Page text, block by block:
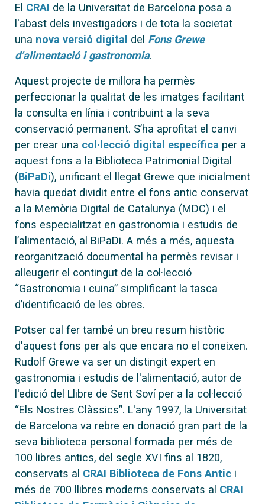
El CRAI de la Universitat de Barcelona posa a
l'abast dels investigadors i de tota la societat
una nova versió digital del Fons Grewe
d’alimentació i gastronomia.
Aquest projecte de millora ha permès
perfeccionar la qualitat de les imatges facilitant
la consulta en línia i contribuint a la seva
conservació permanent. S’ha aprofitat el canvi
per crear una col·lecció digital específica per a
aquest fons a la Biblioteca Patrimonial Digital
(BiPaDi), unificant el llegat Grewe que inicialment
havia quedat dividit entre el fons antic conservat
a la Memòria Digital de Catalunya (MDC) i el
fons especialitzat en gastronomia i estudis de
l’alimentació, al BiPaDi. A més a més, aquesta
reorganització documental ha permès revisar i
alleugerir el contingut de la col·lecció
“Gastronomia i cuina” simplificant la tasca
d’identificació de les obres.
Potser cal fer també un breu resum històric
d'aquest fons per als que encara no el coneixen.
Rudolf Grewe va ser un distingit expert en
gastronomia i estudis de l'alimentació, autor de
l'edició del Llibre de Sent Soví per a la col·lecció
“Els Nostres Clàssics”. L'any 1997, la Universitat
de Barcelona va rebre en donació gran part de la
seva biblioteca personal formada per més de
100 libres antics, del segle XVI fins al 1820,
conservats al CRAI Biblioteca de Fons Antic i
més de 700 llibres moderns conservats al CRAI